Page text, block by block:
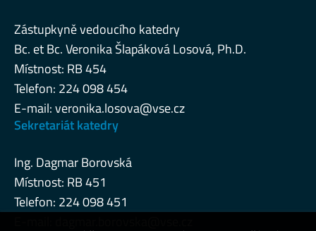
Zástupkyně vedoucího katedry
Bc. et Bc. Veronika Šlapáková Losová, Ph.D.
Místnost: RB 454
Telefon: 224 098 454
E-mail:veronika.losova@vse.cz
Sekretariát katedry
Ing. Dagmar Borovská
Místnost: RB 451
Telefon: 224 098 451